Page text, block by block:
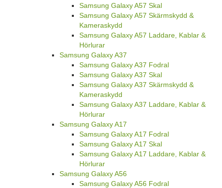
Samsung Galaxy A57 Skal
Samsung Galaxy A57 Skärmskydd &
Kameraskydd
Samsung Galaxy A57 Laddare, Kablar &
Hörlurar
Samsung Galaxy A37
Samsung Galaxy A37 Fodral
Samsung Galaxy A37 Skal
Samsung Galaxy A37 Skärmskydd &
Kameraskydd
Samsung Galaxy A37 Laddare, Kablar &
Hörlurar
Samsung Galaxy A17
Samsung Galaxy A17 Fodral
Samsung Galaxy A17 Skal
Samsung Galaxy A17 Laddare, Kablar &
Hörlurar
Samsung Galaxy A56
Samsung Galaxy A56 Fodral